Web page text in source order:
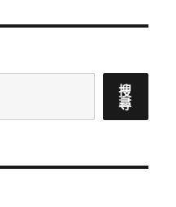
搜
尋